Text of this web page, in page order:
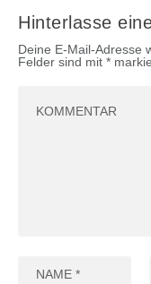
Hinterlasse
Deine E-Mail-Adresse
Felder sind mit *